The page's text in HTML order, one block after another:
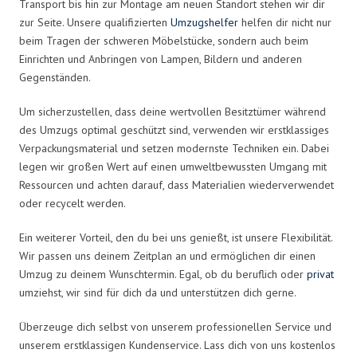
Transport bis hin zur Montage am neuen Standort stehen wir dir
zur Seite. Unsere qualifizierten Umzugshelfer helfen dir nicht nur
beim Tragen der schweren Möbelstücke, sondern auch beim
Einrichten und Anbringen von Lampen, Bildern und anderen
Gegenständen.
Um sicherzustellen, dass deine wertvollen Besitztümer während
des Umzugs optimal geschützt sind, verwenden wir erstklassiges
Verpackungsmaterial und setzen modernste Techniken ein. Dabei
legen wir großen Wert auf einen umweltbewussten Umgang mit
Ressourcen und achten darauf, dass Materialien wiederverwendet
oder recycelt werden.
Ein weiterer Vorteil, den du bei uns genießt, ist unsere Flexibilität.
Wir passen uns deinem Zeitplan an und ermöglichen dir einen
Umzug zu deinem Wunschtermin. Egal, ob du beruflich oder privat
umziehst, wir sind für dich da und unterstützen dich gerne.
Überzeuge dich selbst von unserem professionellen Service und
unserem erstklassigen Kundenservice. Lass dich von uns kostenlos